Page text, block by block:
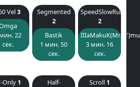
Vel3
22
сек.
Segmented
2
Bastik
1 мин. 50
сек.
SpeedSlowRun
2
3 мин. 16
сек.
Only 1 Half- Scroll 1